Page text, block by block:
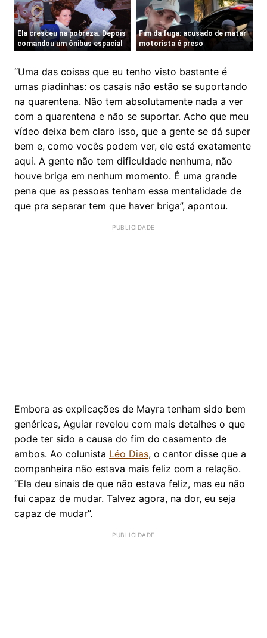
“Uma das coisas que eu tenho visto bastante é
umas piadinhas: os casais não estão se suportando
na quarentena. Não tem absolutamente nada a ver
com a quarentena e não se suportar. Acho que meu
vídeo deixa bem claro isso, que a gente se dá super
bem e, como vocês podem ver, ele está exatamente
aqui. A gente não tem dificuldade nenhuma, não
houve briga em nenhum momento. É uma grande
pena que as pessoas tenham essa mentalidade de
que pra separar tem que haver briga”, apontou.
Embora as explicações de Mayra tenham sido bem
genéricas, Aguiar revelou com mais detalhes o que
pode ter sido a causa do fim do casamento de
ambos. Ao colunista Léo Dias, o cantor disse que a
companheira não estava mais feliz com a relação.
“Ela deu sinais de que não estava feliz, mas eu não
fui capaz de mudar. Talvez agora, na dor, eu seja
capaz de mudar”.